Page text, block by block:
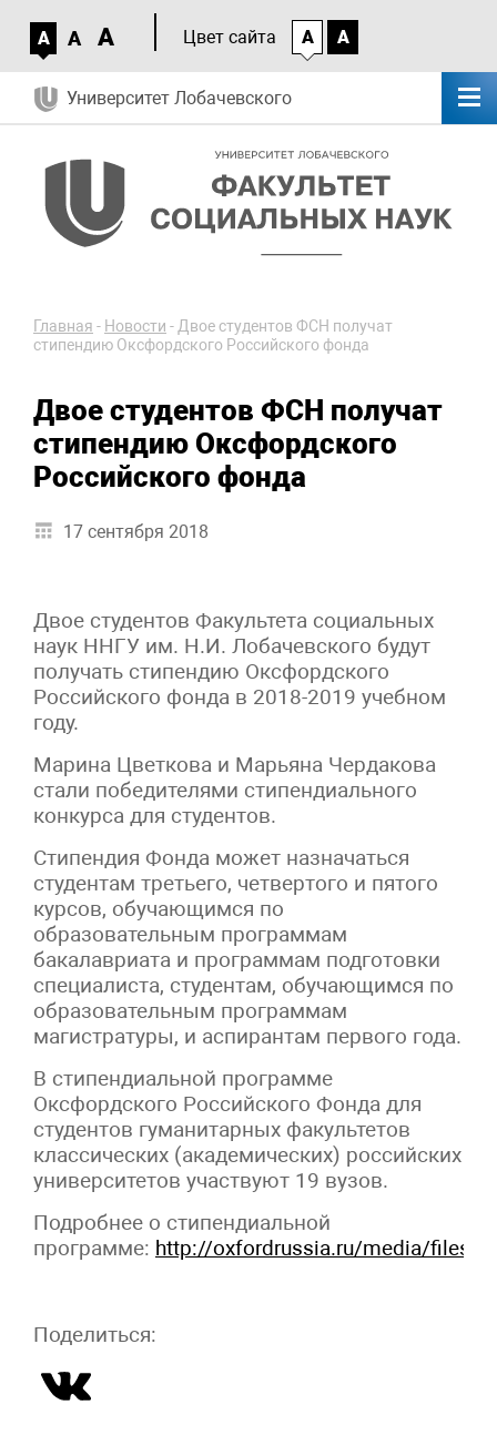
A A A Цвет сайта A A
Университет Лобачевского
Главная - Новости -Двое студентов ФСН получат
стипендию Оксфордского Российского фонда
Двое студентов ФСН получат
стипендию Оксфордского
Российского фонда
17 сентября 2018
Двое студентов Факультета социальных
наук ННГУ им. Н.И. Лобачевского будут
получать стипендию Оксфордского
Российского фонда в 2018-2019 учебном
году.
Марина Цветкова и Марьяна Чердакова
стали победителями стипендиального
конкурса для студентов.
Стипендия Фонда может назначаться
студентам третьего, четвертого и пятого
курсов, обучающимся по
образовательным программам
бакалавриата и программам подготовки
специалиста, студентам, обучающимся по
образовательным программам
магистратуры, и аспирантам первого года.
В стипендиальной программе
Оксфордского Российского Фонда для
студентов гуманитарных факультетов
классических (академических) российских
университетов участвуют 19 вузов.
Подробнее о стипендиальной
программе: http://oxfordrussia.ru/media/files/
Поделиться: